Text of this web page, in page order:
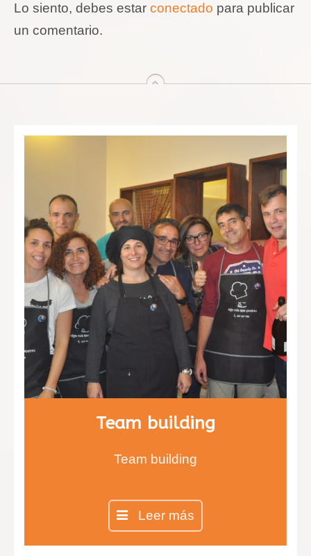
Lo siento, debes estar conectado para publicar
un comentario.
arriba
Team building
Team building
Leer más